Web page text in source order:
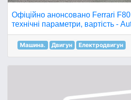
Офіційно анонсовано Ferrari
технічні параметри, вартість -
Машина. Двигун Електродвигун